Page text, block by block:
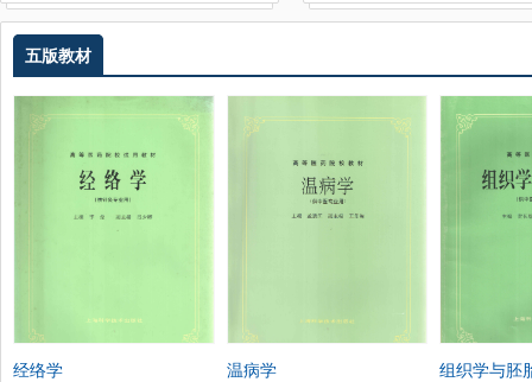
五版教材
经络学 温病学 组织学与胚